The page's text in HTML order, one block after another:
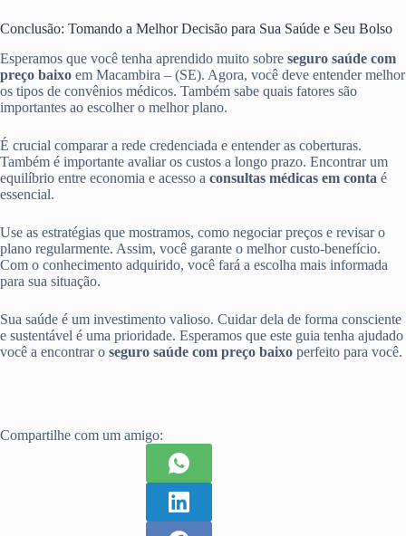
Conclusão: Tomando a Melhor Decisão para Sua Saúde e Seu Bolso
Esperamos que você tenha aprendido muito sobre seguro saúde com
preço baixo em Macambira – (SE). Agora, você deve entender melhor
os tipos de convênios médicos. Também sabe quais fatores são
importantes ao escolher o melhor plano.
É crucial comparar a rede credenciada e entender as coberturas.
Também é importante avaliar os custos a longo prazo. Encontrar um
equilíbrio entre economia e acesso a consultas médicas em conta é
essencial.
Use as estratégias que mostramos, como negociar preços e revisar o
plano regularmente. Assim, você garante o melhor custo-benefício.
Com o conhecimento adquirido, você fará a escolha mais informada
para sua situação.
Sua saúde é um investimento valioso. Cuidar dela de forma consciente
e sustentável é uma prioridade. Esperamos que este guia tenha ajudado
você a encontrar o seguro saúde com preço baixo perfeito para você.
Compartilhe com um amigo: